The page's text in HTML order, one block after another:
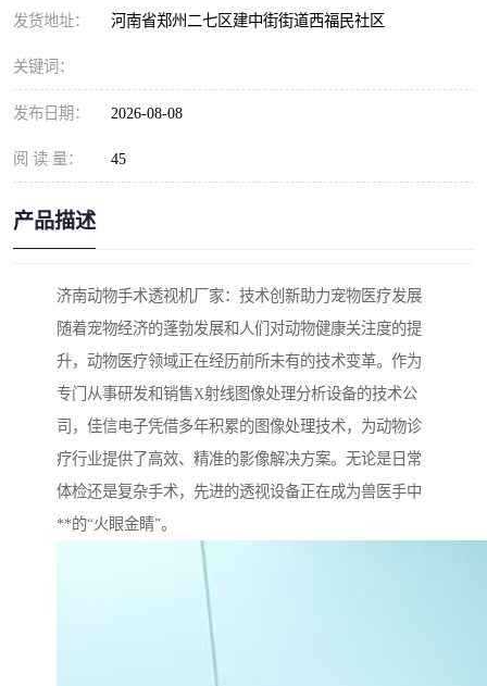
发货地址： 河南省郑州二七区建中街街道西福民社区
关键词：
发布日期： 2026-08-08
阅 读 量： 45
产品描述
济南动物手术透视机厂家：技术创新助力宠物医疗发展
随着宠物经济的蓬勃发展和人们对动物健康关注度的提
升，动物医疗领域正在经历前所未有的技术变革。作为
专门从事研发和销售X射线图像处理分析设备的技术公
司，佳信电子凭借多年积累的图像处理技术，为动物诊
疗行业提供了高效、精准的影像解决方案。无论是日常
体检还是复杂手术，先进的透视设备正在成为兽医手中
**的“火眼金睛”。